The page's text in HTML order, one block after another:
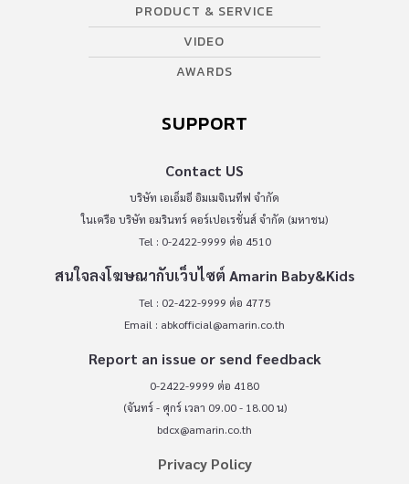
PRODUCT & SERVICE
VIDEO
AWARDS
SUPPORT
Contact US
บริษัท เอเอ็มอี อิมเมจิเนทีฟ จำกัด
ในเครือ บริษัท อมรินทร์ คอร์เปอเรชั่นส์ จำกัด (มหาชน)
Tel : 0-2422-9999 ต่อ 4510
สนใจลงโฆษณากับเว็บไซต์ Amarin Baby&Kids
Tel : 02-422-9999 ต่อ 4775
Email : abkofficial@amarin.co.th
Report an issue or send feedback
0-2422-9999 ต่อ 4180
(จันทร์ - ศุกร์ เวลา 09.00 - 18.00 น)
bdcx@amarin.co.th
Privacy Policy